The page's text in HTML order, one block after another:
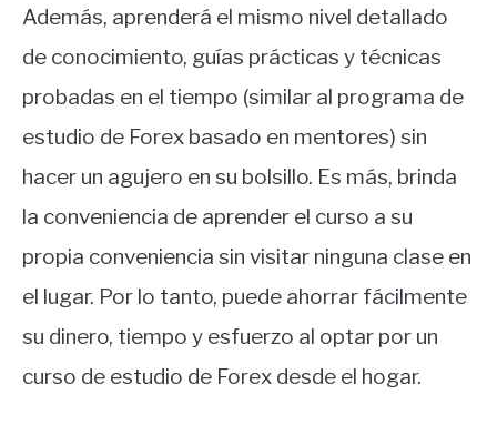
Además, aprenderá el mismo nivel detallado
de conocimiento, guías prácticas y técnicas
probadas en el tiempo (similar al programa de
estudio de Forex basado en mentores) sin
hacer un agujero en su bolsillo. Es más, brinda
la conveniencia de aprender el curso a su
propia conveniencia sin visitar ninguna clase en
el lugar. Por lo tanto, puede ahorrar fácilmente
su dinero, tiempo y esfuerzo al optar por un
curso de estudio de Forex desde el hogar.